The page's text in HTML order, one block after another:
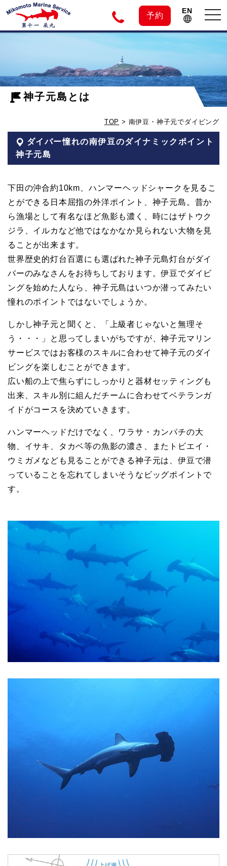
予約
EN
子
元
島
の
ダ
イ
ビ
ン
グ
な
ら
神
元
リ
サ
ビ
神子元島とは
TOP > 南伊豆・神子元でダイビング
ダイバー憧れの南伊豆のダイナミックポイント
神子元島
下田の沖合約10km、ハンマーヘッドシャークを見るこ
とができる日本屈指の外洋ポイント、神子元島。昔か
ら漁場として有名なほど魚影も濃く、時にはザトウク
ジラ、イルカなど他ではなかなか見られない大物を見
ることが出来ます。
世界歴史的灯台百選にも選ばれた神子元島灯台がダイ
バーのみなさんをお待ちしております。伊豆でダイビ
ングを始めた人なら、神子元島はいつか潜ってみたい
憧れのポイントではないでしょうか。
しかし神子元と聞くと、「上級者じゃないと無理そ
う・・・」と思ってしまいがちですが、神子元マリン
サービスではお客様のスキルに合わせて神子元のダイ
ビングを楽しむことができます。
広い船の上で焦らずにしっかりと器材セッティングも
出来、スキル別に組んだチームに合わせてベテランガ
イドがコースを決めていきます。
ハンマーヘッドだけでなく、ワラサ・カンパチの大
物、イサキ、タカベ等の魚影の濃さ、またトビエイ・
ウミガメなども見ることができる神子元は、伊豆で潜
っていることを忘れてしまいそうなビッグポイントで
す。